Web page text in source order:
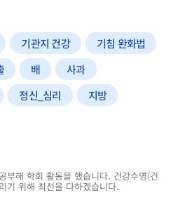
기관지 건강
기침 완화법
배
사과
정신_심리 지방
부해 학회 활동을 했습니다. 건강수명(건
기 위해 최선을 다하겠습니다.